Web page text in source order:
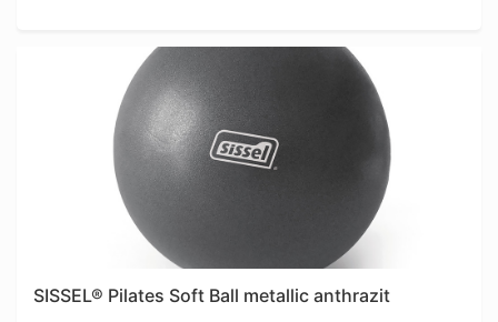
SISSEL® Pilates Soft Ball metallic anthrazit